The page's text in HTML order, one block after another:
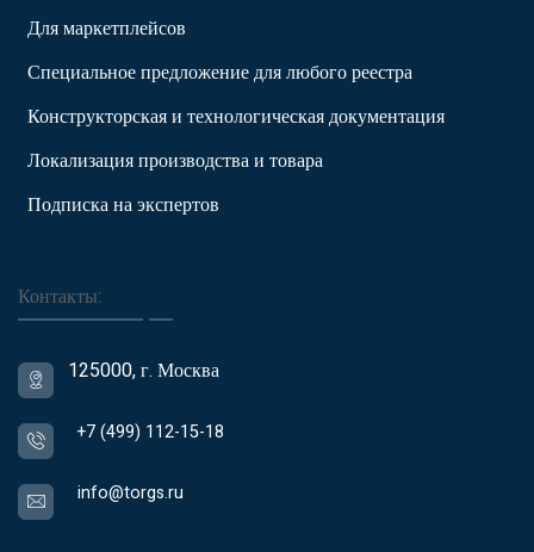
Для маркетплейсов
Специальное предложение для любого реестра
Конструкторская и технологическая документация
Локализация производства и товара
Подписка на экспертов
Контакты:
125000, г. Москва
+7 (499) 112-15-18
info@torgs.ru